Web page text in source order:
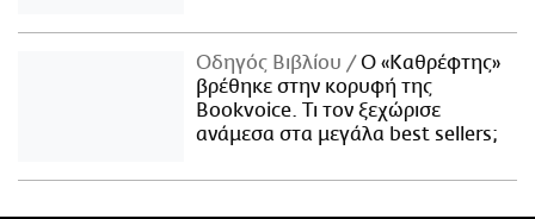
Οδηγός Βιβλίου
Ο «Καθρέφτης»
βρέθηκε στην κορυφή της
Bookvoice. Τι τον ξεχώρισε
ανάμεσα στα μεγάλα best sellers;